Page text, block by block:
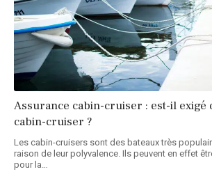
Assurance cabin-cruiser : est-il exigé
cabin-cruiser ?
Les cabin-cruisers sont des bateaux très
raison de leur polyvalence. Ils peuvent en effet
pour la…